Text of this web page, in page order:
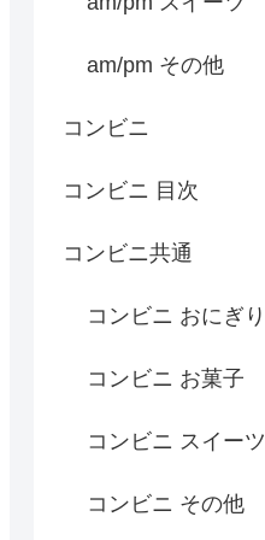
am/pm その他
コンビニ
コンビニ 目次
コンビニ共通
コンビニ おにぎり
コンビニ お菓子
コンビニ スイーツ
コンビニ その他